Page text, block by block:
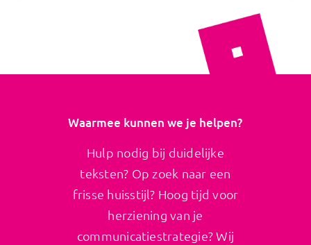
Waarmee kunnen we je helpen?
Hulp nodig bij duidelijke
teksten? Op zoek naar een
frisse huisstijl? Hoog tijd voor
herziening van je
communicatiestrategie? Wij